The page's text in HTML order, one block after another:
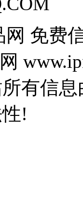
网 免费
有信
!